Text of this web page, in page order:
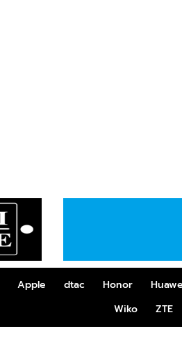
Apple dtac Honor
Wiko
ZTE